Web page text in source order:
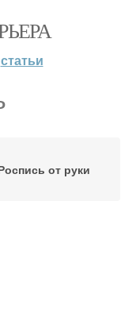
статьи
от руки